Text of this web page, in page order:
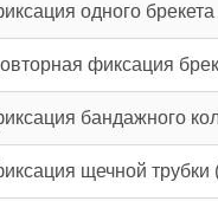
одного брекета
фиксация
бандажного
щечной